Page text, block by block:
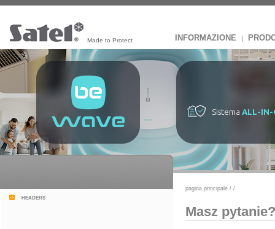
Made to Protect INFORMAZIONE |
Sistema ALL-IN-
headers
pagina principale / /
Masz pytanie?